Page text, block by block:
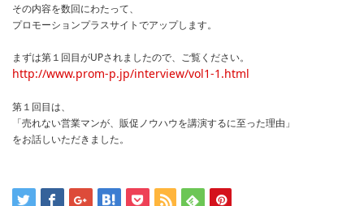
その内容を数回にわたって、
プロモーションプラスサイトでアップします。
まずは第１回目がUPされましたので、ご覧ください。
http://www.prom-p.jp/interview/vol1-1.html
第１回目は、
「売れない営業マンが、販促ノウハウを講演するに至った理由」
をお話しいただきました。